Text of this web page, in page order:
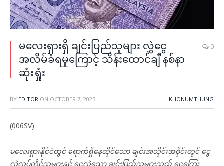
မလေးရှားရှိ ချင်းပြည်သူများ လွှဲငွေ
အလိမ်ခံရမှုကြောင့် သိန်းထောင်ချီ နစ်နာ
ဆုံးရှုံး
0
BY EDITOR ON OCTOBER 7, 2025 KHONUMTHUNG
(006SV)
မလေးရှားနိုင်ငံတွင် ရောက်ရှိနေထိုင်သော ချင်းအသိုင်းအဝိုင်းတွင် ငွေ
လွှဲလုပ်ကိုင်သူများနှင့် ငွေလွှဲသော ချင်းပြည်သူများသည် ငွေကြေး